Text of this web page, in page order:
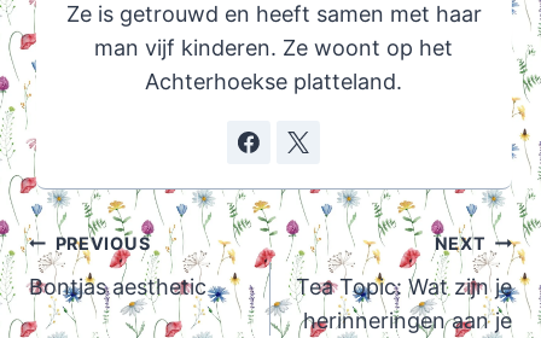
Ze is getrouwd en heeft samen met haar
man vijf kinderen. Ze woont op het
Achterhoekse platteland.
Post
navigation
PREVIOUS
Bontjas aesthetic
NEXT
Tea Topic: Wat zijn je
herinneringen aan je